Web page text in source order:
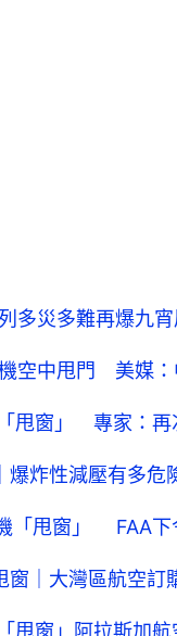
多災多難再爆九
空中甩門 美媒：
甩窗」 專家：再
爆炸性減壓有多
「甩窗」 FAA下
｜大灣區航空訂
甩窗」阿拉斯加